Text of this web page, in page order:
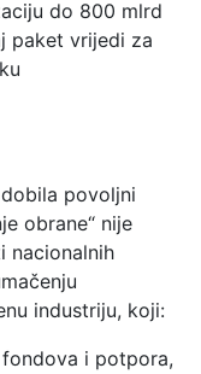
do 800 mlrd
paket vrijedi za
povoljni
obrane“ nije
nacionalnih
industriju, koji:
i potpora,